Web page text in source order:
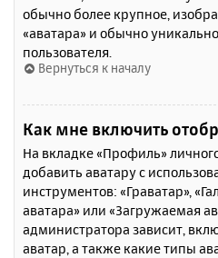
обычно более крупное,
«аватара» и обычно
пользователя.
Вернуться к началу
Как мне включить
На вкладке «Профиль»
добавить аватару с
инструментов: «Граватар»,
аватара» или «Загружаемая
администратора зависит,
аватар, а также какие типы